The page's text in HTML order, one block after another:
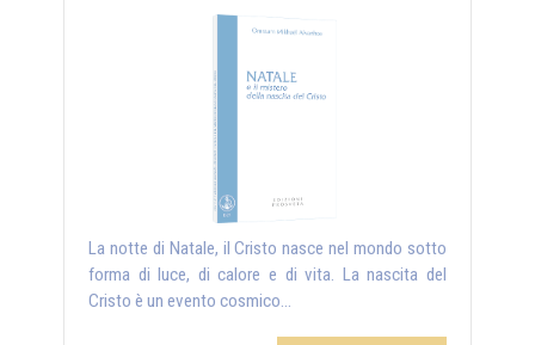
La notte di Natale, il Cristo nasce nel mondo sotto
forma di luce, di calore e di vita. La nascita del
Cristo è un evento cosmico...